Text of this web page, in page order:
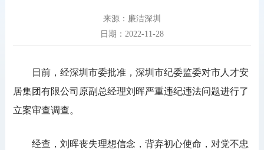
来源：廉洁深圳
日期：2022-11-28
日前，经深圳市委批准，深圳市纪委监委对市人才安
居集团有限公司原副总经理刘晖严重违纪违法问题进行了
立案审查调查。
经查，刘晖丧失理想信念，背弃初心使命，对党不忠